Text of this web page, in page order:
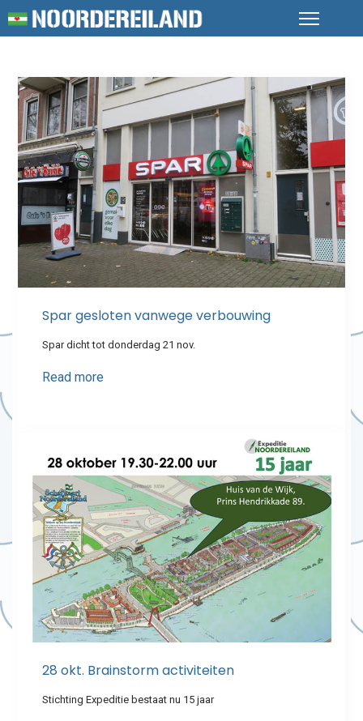
Spar gesloten vanwege verbouwing
Spar dicht tot donderdag 21 nov.
Read more
28 okt. Brainstorm activiteiten
Stichting Expeditie bestaat nu 15 jaar